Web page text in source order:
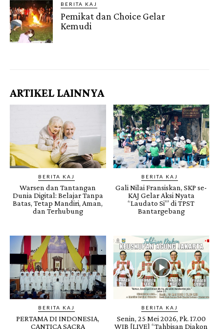
BERITA KAJ
Pemikat dan Choice Gelar
Kemudi
Gendis.ID
ARTIKEL LAINNYA
BERITA KAJ
Warsen dan Tantangan
Dunia Digital: Belajar Tanpa
Batas, Tetap Mandiri, Aman,
dan Terhubung
BERITA KAJ
Gali Nilai Fransiskan, SKP se-
KAJ Gelar Aksi Nyata
“Laudato Si’” di TPST
Bantargebang
BERITA KAJ
PERTAMA DI INDONESIA,
CANTICA SACRA
BERITA KAJ
Senin, 25 Mei 2026, Pk. 17.00
WIB [LIVE] “Tahbisan Diakon